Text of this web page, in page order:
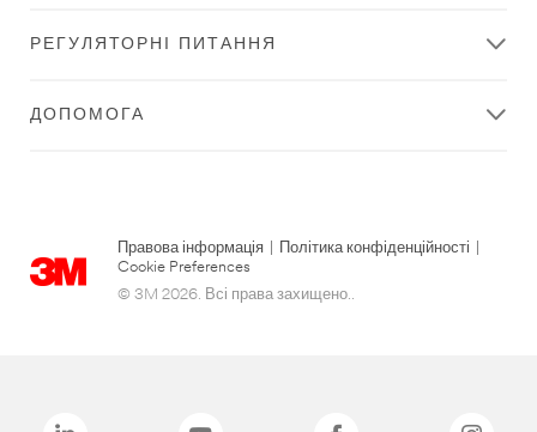
РЕГУЛЯТОРНІ ПИТАННЯ
ДОПОМОГА
Правова інформація Політика конфіденційності
Cookie Preferences
© 3M 2026. Всі права захищено..